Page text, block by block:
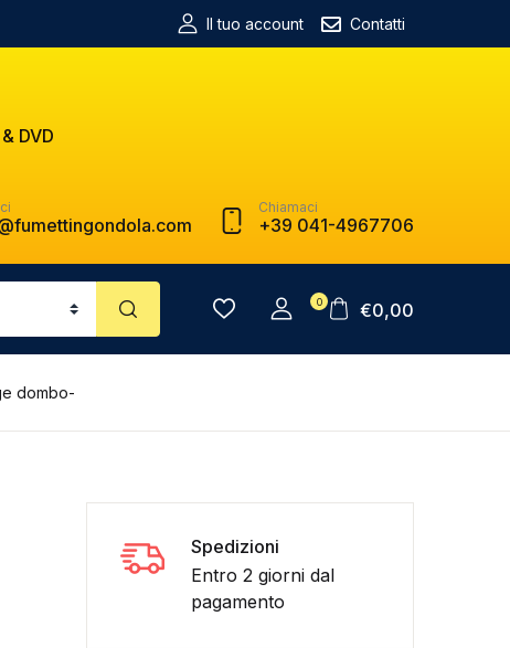
Il tuo account Contatti
DVD
Chiamaci
+39 041-4967706
0 €0,00
dombo-
Spedizioni
Entro 2 giorni dal
pagamento